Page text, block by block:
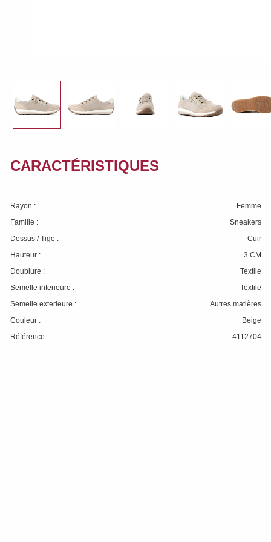
CARACTÉRISTIQUES
Rayon :
Femme
Famille :
Sneakers
Dessus / Tige :
Cuir
Hauteur :
3 CM
Doublure :
Textile
Semelle interieure :
Textile
Semelle exterieure :
Autres matières
Couleur :
Beige
Référence :
4112704